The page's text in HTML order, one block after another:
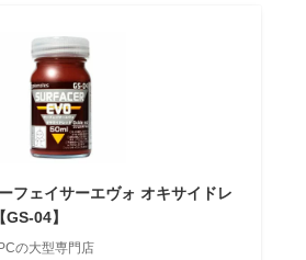
フェイサーエヴォ オキサイドレ
04】
の大型専門店